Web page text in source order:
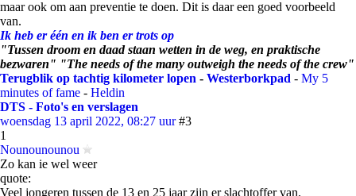
maar ook om aan preventie te doen. Dit is daar een goed voorbeeld
van.
Ik heb er één en ik ben er trots op
"Tussen droom en daad staan wetten in de weg, en praktische
bezwaren" "The needs of the many outweigh the needs of the crew"
Terugblik op tachtig kilometer lopen - Westerborkpad - My 5
minutes of fame - Heldin
DTS - Foto's en verslagen
woensdag 13 april 2022, 08:27 uur #3
1
Nounounounou
Zo kan ie wel weer
quote:
Veel jongeren tussen de 13 en 25 jaar zijn er slachtoffer van.